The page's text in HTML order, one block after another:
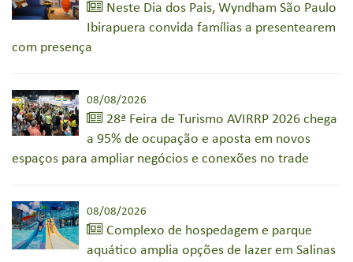
Neste Dia dos Pais, Wyndham São Paulo
Ibirapuera convida famílias a presentearem
com presença
08/08/2026
28ª Feira de Turismo AVIRRP 2026 chega
a 95% de ocupação e aposta em novos
espaços para ampliar negócios e conexões no trade
08/08/2026
Complexo de hospedagem e parque
aquático amplia opções de lazer em Salinas